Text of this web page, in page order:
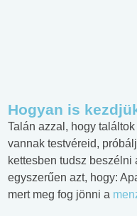
Hogyan is
Talán azzal, hogy
vannak testvéreid,
kettesben tudsz beszélni
egyszerűen azt, hogy:
mert meg fog jönni a